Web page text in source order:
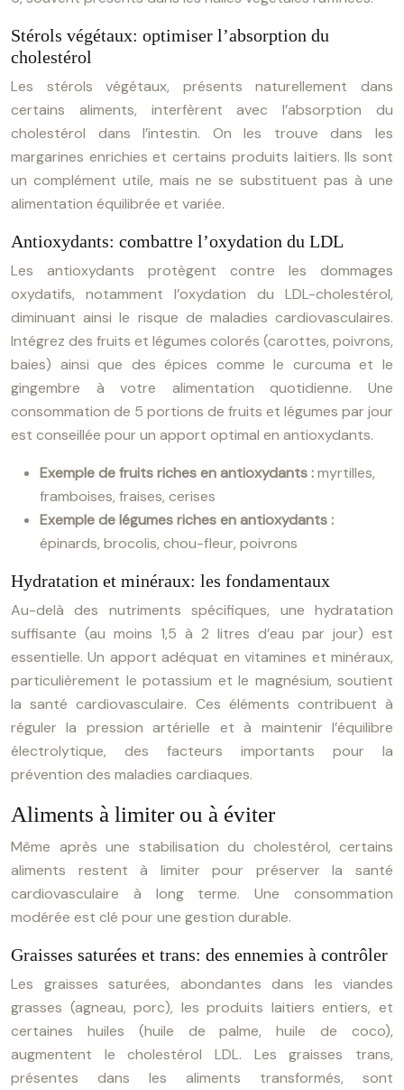
Stérols végétaux: optimiser l’absorption du
cholestérol
Les stérols végétaux, présents naturellement dans
certains aliments, interfèrent avec l’absorption du
cholestérol dans l’intestin. On les trouve dans les
margarines enrichies et certains produits laitiers. Ils sont
un complément utile, mais ne se substituent pas à une
alimentation équilibrée et variée.
Antioxydants: combattre l’oxydation du LDL
Les antioxydants protègent contre les dommages
oxydatifs, notamment l’oxydation du LDL-cholestérol,
diminuant ainsi le risque de maladies cardiovasculaires.
Intégrez des fruits et légumes colorés (carottes, poivrons,
baies) ainsi que des épices comme le curcuma et le
gingembre à votre alimentation quotidienne. Une
consommation de 5 portions de fruits et légumes par jour
est conseillée pour un apport optimal en antioxydants.
Exemple de fruits riches en antioxydants :myrtilles,
framboises, fraises, cerises
Exemple de légumes riches en antioxydants :
épinards, brocolis, chou-fleur, poivrons
Hydratation et minéraux: les fondamentaux
Au-delà des nutriments spécifiques, une hydratation
suffisante (au moins 1,5 à 2 litres d’eau par jour) est
essentielle. Un apport adéquat en vitamines et minéraux,
particulièrement le potassium et le magnésium, soutient
la santé cardiovasculaire. Ces éléments contribuent à
réguler la pression artérielle et à maintenir l’équilibre
électrolytique, des facteurs importants pour la
prévention des maladies cardiaques.
Aliments à limiter ou à éviter
Même après une stabilisation du cholestérol, certains
aliments restent à limiter pour préserver la santé
cardiovasculaire à long terme. Une consommation
modérée est clé pour une gestion durable.
Graisses saturées et trans: des ennemies à contrôler
Les graisses saturées, abondantes dans les viandes
grasses (agneau, porc), les produits laitiers entiers, et
certaines huiles (huile de palme, huile de coco),
augmentent le cholestérol LDL. Les graisses trans,
présentes dans les aliments transformés, sont